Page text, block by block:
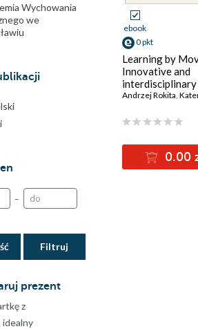
Wychowania
we
–
prezent
z
idealny
ebook
0 pkt
Learning by
Innovative and
interdisciplinary
teaching
education
Andrzej Rokita, Katerina
0.00